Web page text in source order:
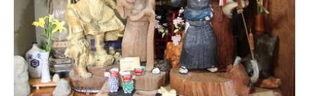
入園・入学 結婚・離婚